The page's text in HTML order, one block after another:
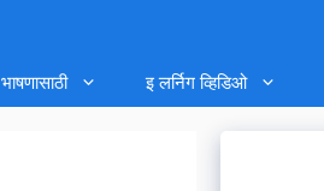
भाषणासाठी इ लर्निग व्हिडिओ